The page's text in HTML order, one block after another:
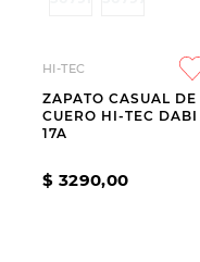
HI-TEC
ZAPATO CASUAL DE
CUERO HI-TEC DABI
17A
$ 3290,00